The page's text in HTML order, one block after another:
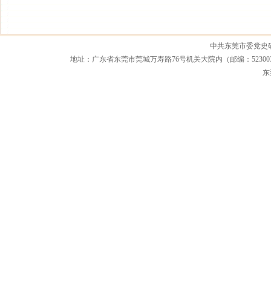
中共东莞市委党史
地址：广东省东莞市莞城万寿路76号机关大院内（邮编：